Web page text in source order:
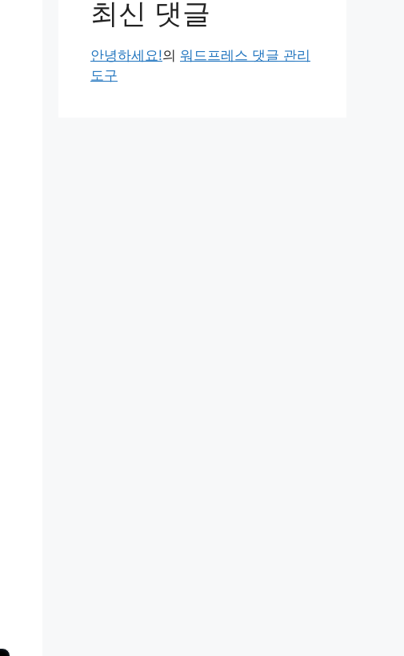
최신 댓글
안녕하세요!의 워드프레스 댓글 관리
도구